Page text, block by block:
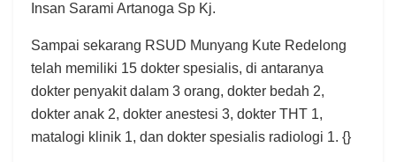
Insan Sarami Artanoga Sp Kj.
Sampai sekarang RSUD Munyang Kute Redelong
telah memiliki 15 dokter spesialis, di antaranya
dokter penyakit dalam 3 orang, dokter bedah 2,
dokter anak 2, dokter anestesi 3, dokter THT 1,
matalogi klinik 1, dan dokter spesialis radiologi 1. {}